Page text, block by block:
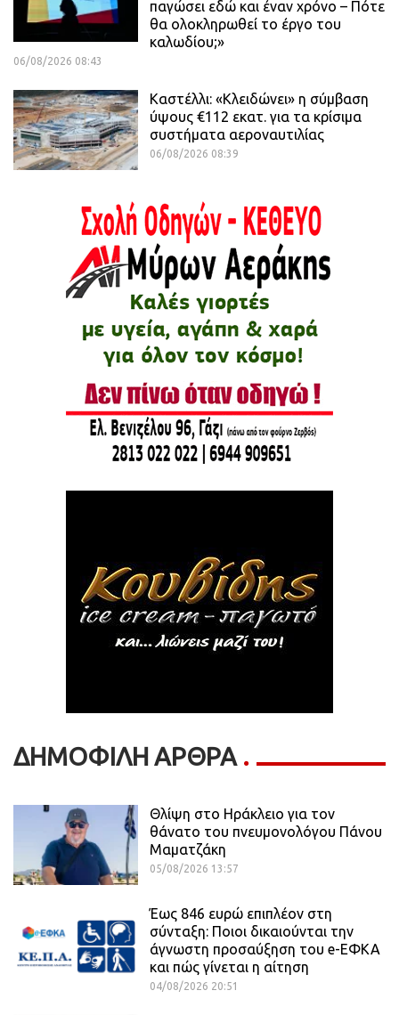
παγώσει εδώ και έναν χρόνο – Πότε
θα ολοκληρωθεί το έργο του
καλωδίου;»
06/08/2026 08:43
Καστέλλι: «Κλειδώνει» η σύμβαση
ύψους €112 εκατ. για τα κρίσιμα
συστήματα αεροναυτιλίας
06/08/2026 08:39
ΔΗΜΟΦΙΛΗ ΑΡΘΡΑ
Θλίψη στο Ηράκλειο για τον
θάνατο του πνευμονολόγου Πάνου
Μαματζάκη
05/08/2026 13:57
Έως 846 ευρώ επιπλέον στη
σύνταξη: Ποιοι δικαιούνται την
άγνωστη προσαύξηση του e-ΕΦΚΑ
και πώς γίνεται η αίτηση
04/08/2026 20:51